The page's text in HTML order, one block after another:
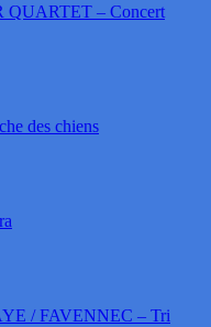
QUARTET – Concert
des chiens
/ FAVENNEC – Tri